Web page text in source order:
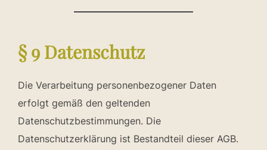
§ 9 Datenschutz
Die Verarbeitung personenbezogener Daten
erfolgt gemäß den geltenden
Datenschutzbestimmungen. Die
Datenschutzerklärung ist Bestandteil dieser AGB.